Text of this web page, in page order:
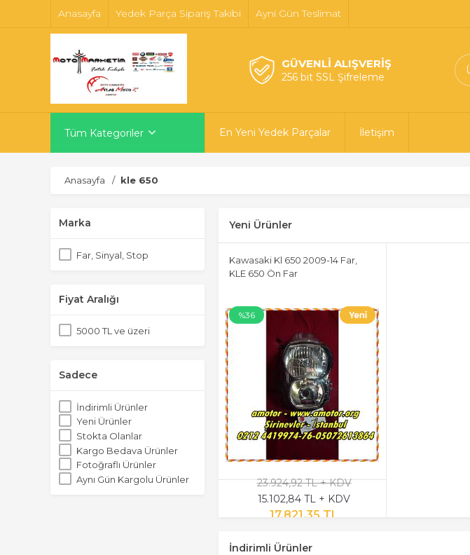
Anasayfa Yedek Parça Sipariş Takibi Ayni Gün Teslimat
GÜVENLİ ALIŞVERİŞ
256 bit SSL Şifreleme
Tüm Kategoriler En Yeni Yedek Parçalar İletişim
Anasayfa kle 650
Marka
Far, Sinyal, Stop
Fiyat Aralığı
5000 TL ve üzeri
Sadece
İndirimli Ürünler
Yeni Ürünler
Stokta Olanlar
Kargo Bedava Ürünler
Fotoğraflı Ürünler
Aynı Gün Kargolu Ürünler
Yeni Ürünler
Kawasaki Kl 650 2009-14 Far,
KLE 650 Ön Far
%36
23.924,92 TL + KDV
15.102,84 TL + KDV
17.821,35 TL
İndirimli Ürünler